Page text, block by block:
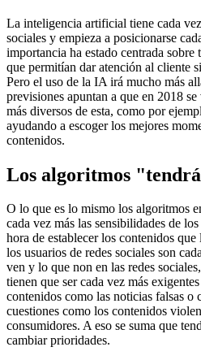
La inteligencia artificial tiene cada
sociales y empieza a posicionarse
importancia ha estado centrada sobre
que permitían dar atención al cliente
Pero el uso de la IA irá mucho más
previsiones apuntan a que en 2018
más diversos de esta, como por
ayudando a escoger los mejores
contenidos.
Los algoritmos
O lo que es lo mismo los algoritmos
cada vez más las sensibilidades de
hora de establecer los contenidos
los usuarios de redes sociales son
ven y lo que non en las redes
tienen que ser cada vez más
contenidos como las noticias falsas o
cuestiones como los contenidos
consumidores. A eso se suma que
cambiar prioridades.